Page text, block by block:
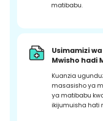
matibabu.
Usimamizi
Mwisho hadi
Kuanzia
masasisho ya
ya matibabu
ikijumuisha hati